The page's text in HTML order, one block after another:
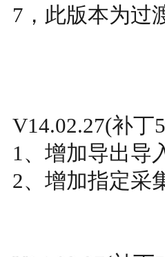
7，此版本为过
V14.02.27(补丁
1、增加导出导
2、增加指定采